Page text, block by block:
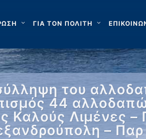
ΓΙΑ ΤΟΝ ΠΟΛΙΤΗ
του
44
Καλούς Λιμένες –
– Παρ